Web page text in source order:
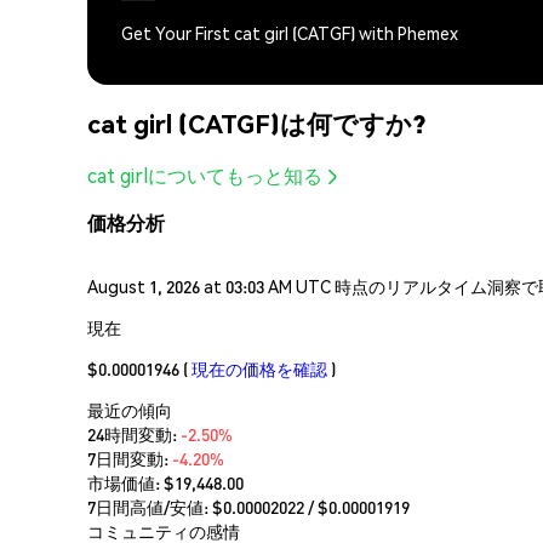
Get Your First cat girl (CATGF) with Phemex
cat girl (CATGF)は何ですか?
cat girlについてもっと知る
価格分析
August 1, 2026 at 03:03 AM UTC 時点のリアルタイム洞察
現在
$0.00001946 (現在の価格を確認 )
最近の傾向
24時間変動: -2.50%
7日間変動: -4.20%
市場価値:$19,448.00
7日間高値/安値: $0.00002022/ $0.00001919
コミュニティの感情